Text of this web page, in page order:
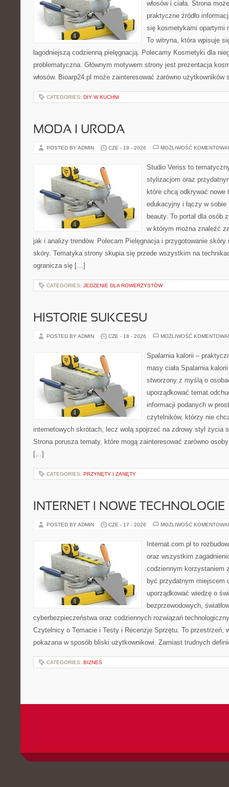
włosów i ciała. Strona
praktyczne źródło
się kosmetykami opartymi
To witryna, która wpisuje
łagodniejszą codzienną pielęgnacją. Polecamy Kosmetyki dla
problematyczna. Głównym motywem strony jest prezentacja
włosów. Bioarp24.pl może zainteresować zarówno
CATEGORIES: DIY W KUCHNI
MODA I URODA
POSTED BY ADMIN CZE - 19 - 2026 MOŻLIWOŚĆ
Studio Veriss to
stylizacjom oraz
które chcą odkrywać nowe
edukacyjny i łączy w
beauty. To portal dla osób
w którym można znaleźć
jak i analizy trendów. Polecam Pielęgnacja i przygotowanie
skóry. Tematyka strony skupia się przede wszystkim na
ogranicza się […]
CATEGORIES: JEDZENIE DLA ROWERZYSTÓW
HISTORIE SUKCESU
POSTED BY ADMIN CZE - 18 - 2026 MOŻLIWOŚĆ
Spalarnia kalorii –
masy ciała Spalarnia
stworzony z myślą o
uporządkować temat
informacji podanych w
czytelników, którzy nie
internetowych skrótach, lecz wolą spojrzeć na zdrowy styl życia
Strona porusza tematy, które mogą zainteresować zarówno
[…]
CATEGORIES: PRZYNĘTY I ZANĘTY
INTERNET I NOWE TECHNOLOGIE
POSTED BY ADMIN CZE - 17 - 2026 MOŻLIWOŚĆ
Internat.com.pl to
oraz wszystkim
codziennym korzystaniem
być przydatnym miejscem
uporządkować wiedzę o
bezprzewodowych,
cyberbezpieczeństwa oraz codziennych rozwiązań
Czytelnicy o Temacie i Testy i Recenzje Sprzętu. To przestrzeń,
pokazana w sposób bliski użytkownikowi. Zamiast trudnych
CATEGORIES: BIZNES